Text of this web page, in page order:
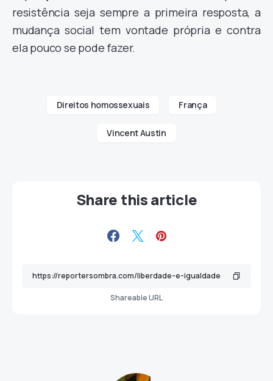
resistência seja sempre a primeira resposta, a
mudança social tem vontade própria e contra
ela pouco se pode fazer.
Direitos homossexuais França
Vincent Austin
Share this article
Shareable URL